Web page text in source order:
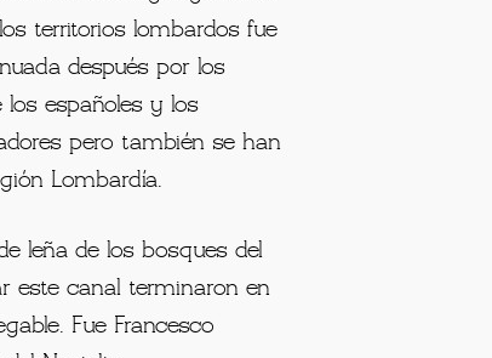
Castellettoy llega hasta
territorios lombardos fue
españoles y los
pero también se han
Lombardía.